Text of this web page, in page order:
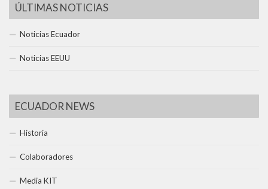
ÚLTIMAS NOTICIAS
Noticias Ecuador
Noticias EEUU
ECUADOR NEWS
Historia
Colaboradores
Media KIT